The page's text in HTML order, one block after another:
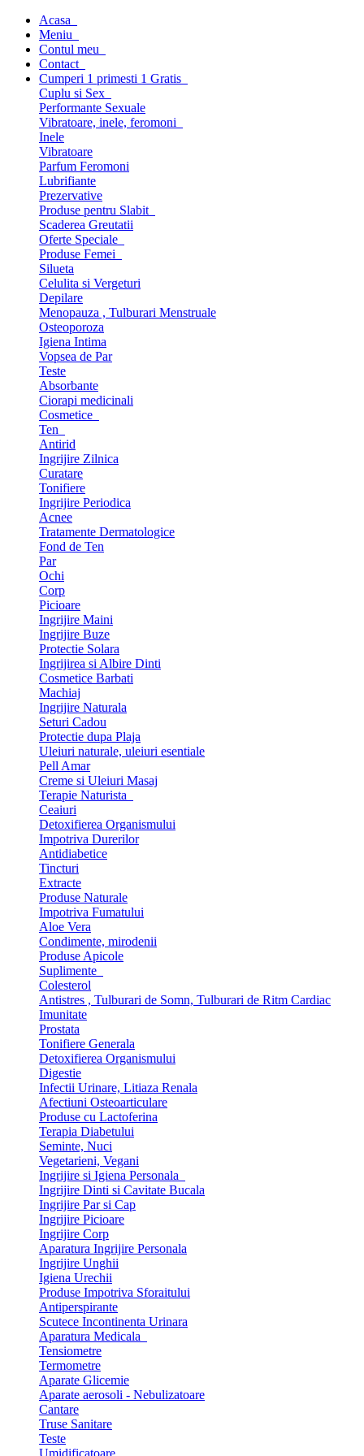
Acasa
Meniu
Contul meu
Contact
Cumperi 1 primesti 1 Gratis
Cuplu si Sex
Performante Sexuale
Vibratoare, inele, feromoni
Inele
Vibratoare
Parfum Feromoni
Lubrifiante
Prezervative
Produse pentru Slabit
Scaderea Greutatii
Oferte Speciale
Produse Femei
Silueta
Celulita si Vergeturi
Depilare
Menopauza , Tulburari Menstruale
Osteoporoza
Igiena Intima
Vopsea de Par
Teste
Absorbante
Ciorapi medicinali
Cosmetice
Ten
Antirid
Ingrijire Zilnica
Curatare
Tonifiere
Ingrijire Periodica
Acnee
Tratamente Dermatologice
Fond de Ten
Par
Ochi
Corp
Picioare
Ingrijire Maini
Ingrijire Buze
Protectie Solara
Ingrijirea si Albire Dinti
Cosmetice Barbati
Machiaj
Ingrijire Naturala
Seturi Cadou
Protectie dupa Plaja
Uleiuri naturale, uleiuri esentiale
Pell Amar
Creme si Uleiuri Masaj
Terapie Naturista
Ceaiuri
Detoxifierea Organismului
Impotriva Durerilor
Antidiabetice
Tincturi
Extracte
Produse Naturale
Impotriva Fumatului
Aloe Vera
Condimente, mirodenii
Produse Apicole
Suplimente
Colesterol
Antistres , Tulburari de Somn, Tulburari de Ritm Cardiac
Imunitate
Prostata
Tonifiere Generala
Detoxifierea Organismului
Digestie
Infectii Urinare, Litiaza Renala
Afectiuni Osteoarticulare
Produse cu Lactoferina
Terapia Diabetului
Seminte, Nuci
Vegetarieni, Vegani
Ingrijire si Igiena Personala
Ingrijire Dinti si Cavitate Bucala
Ingrijire Par si Cap
Ingrijire Picioare
Ingrijire Corp
Aparatura Ingrijire Personala
Ingrijire Unghii
Igiena Urechii
Produse Impotriva Sforaitului
Antiperspirante
Scutece Incontinenta Urinara
Aparatura Medicala
Tensiometre
Termometre
Aparate Glicemie
Aparate aerosoli - Nebulizatoare
Cantare
Truse Sanitare
Teste
Umidificatoare